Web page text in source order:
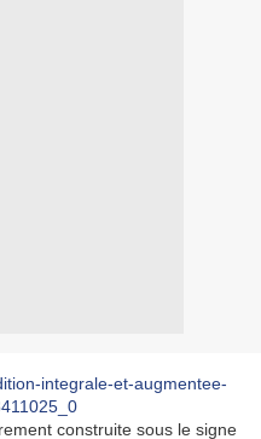
construite sous le signe